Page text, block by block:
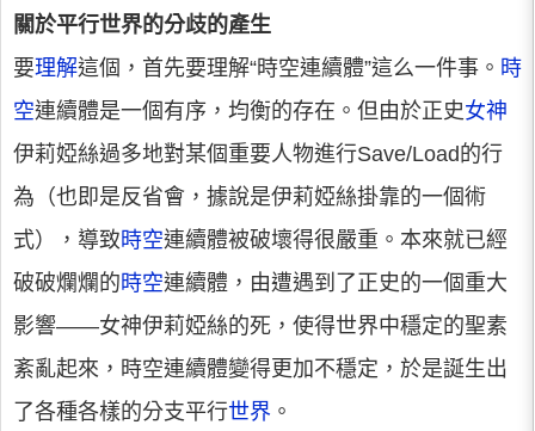
關於平行世界的分歧的產生
要理解這個，首先要理解“時空連續體”這么一件事。 時
空連續體是一個有序，均衡的存在。但由於正史女神
伊莉婭絲過多地對某個重要人物進行Save/Load的行
為（也即是反省會，據說是伊莉婭絲掛靠的一個術
式），導致時空連續體被破壞得很嚴重。本來就已經
破破爛爛的時空連續體，由遭遇到了正史的一個重大
影響——女神伊莉婭絲的死，使得世界中穩定的聖素
紊亂起來，時空連續體變得更加不穩定，於是誕生出
了各種各樣的分支平行世界 。